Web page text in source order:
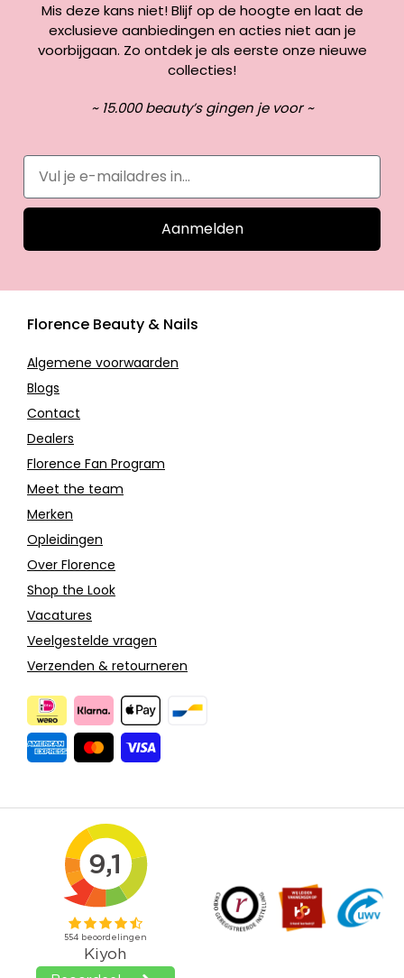
Mis deze kans niet! Blijf op de hoogte en laat de
exclusieve aanbiedingen en acties niet aan je
voorbijgaan. Zo ontdek je als eerste onze nieuwe
collecties!
~ 15.000 beauty’s gingen je voor ~
Aanmelden
Florence Beauty & Nails
Algemene voorwaarden
Blogs
Contact
Dealers
Florence Fan Program
Meet the team
Merken
Opleidingen
Over Florence
Shop the Look
Vacatures
Veelgestelde vragen
Verzenden & retourneren